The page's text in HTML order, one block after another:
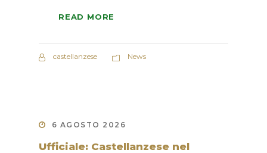
READ MORE
castellanzese News
6 AGOSTO 2026
Ufficiale: Castellanzese nel